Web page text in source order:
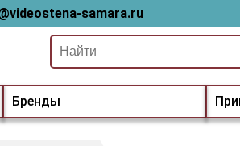
samara.ru
Бренды